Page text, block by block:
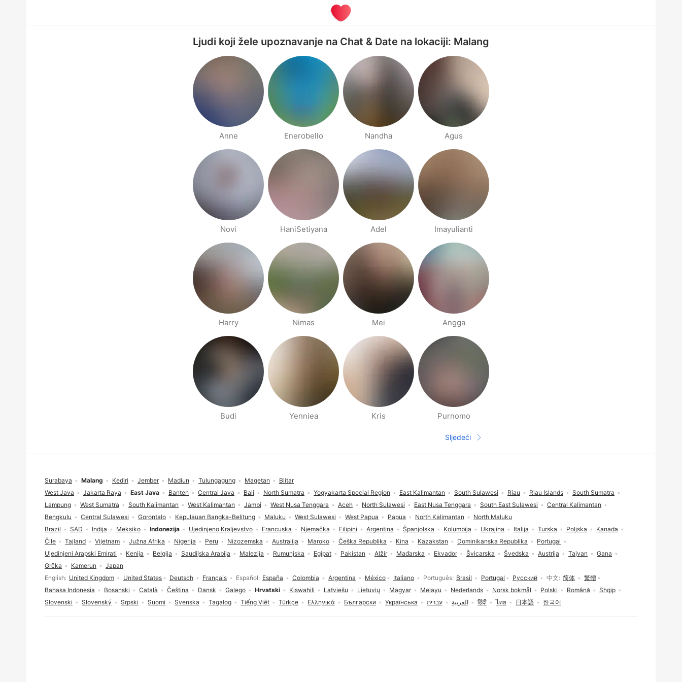
Ljudi koji žele upoznavanje na Chat & Date na lokaciji: Malang
Anne Enerobello Nandha Agus
Novi HaniSetiyana Adel Imayulianti
Harry Nimas Mei Angga
Budi Yenniea Kris Purnomo
Sljedeća stranica
Sljedeći
Odabir jezika
English United Kingdom United States Deutsch Français Español España Colombia Argentina México Italiano Português Brasil Portugal Русский 中文 简体
繁體
Bahasa Indonesia
Bosanski Català Čeština Dansk Galego Hrvatski Kiswahili Latviešu Lietuvių Magyar Melayu Nederlands Norsk bokmål Polski Română
Shqip
Slovenski
Slovenský Srpski Suomi Svenska Tagalog Tiếng Việt Türkçe Ελληνικά Български Українська עברית العربية हिंदी ไทย 日本語 한국어
Brazil SAD Indija Meksiko Indonezija Ujedinjeno Kraljevstvo Francuska Njemačka Filipini Argentina Španjolska Kolumbija Ukrajina Italija Turska Poljska
Kanada
Čile
Tajland Vijetnam Južna Afrika Nigerija Peru Nizozemska Australija Maroko Češka Republika Kina Kazakstan Dominikanska Republika
Portugal
Ujedinjeni Arapski Emirati
Kenija Belgija Saudijska Arabija Malezija Rumunjska Egipat Pakistan Alžir Mađarska Ekvador Švicarska Švedska Austrija Tajvan
Gana
Grčka
Kamerun Japan
West Java Jakarta Raya East Java Banten Central Java Bali North Sumatra Yogyakarta Special Region East Kalimantan South Sulawesi Riau Riau Islands
South Sumatra
Lampung
West Sumatra South Kalimantan West Kalimantan Jambi West Nusa Tenggara Aceh North Sulawesi East Nusa Tenggara South East Sulawesi
Central Kalimantan
Bengkulu
Central Sulawesi Gorontalo Kepulauan Bangka-Belitung Maluku West Sulawesi West Papua Papua North Kalimantan North Maluku
Surabaya Malang Kediri Jember Madiun Tulungagung Magetan Blitar